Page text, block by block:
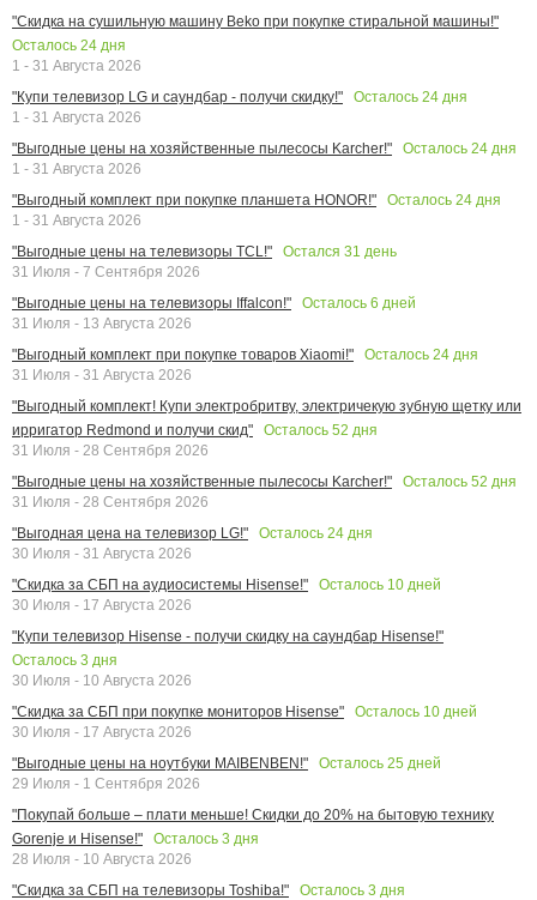
"Скидка на сушильную машину Beko при покупке стиральной машины!"
Осталось 24 дня
1 - 31 Августа 2026
"Купи телевизор LG и саундбар - получи скидку!"
Осталось 24 дня
1 - 31 Августа 2026
"Выгодные цены на хозяйственные пылесосы Karcher!"
Осталось 24 дня
1 - 31 Августа 2026
"Выгодный комплект при покупке планшета HONOR!"
Осталось 24 дня
1 - 31 Августа 2026
"Выгодные цены на телевизоры TCL!"
Остался 31 день
31 Июля - 7 Сентября 2026
"Выгодные цены на телевизоры Iffalcon!"
Осталось 6 дней
31 Июля - 13 Августа 2026
"Выгодный комплект при покупке товаров Xiaomi!"
Осталось 24 дня
31 Июля - 31 Августа 2026
"Выгодный комплект! Купи электробритву, электричекую зубную щетку или
ирригатор Redmond и получи скид"
Осталось 52 дня
31 Июля - 28 Сентября 2026
"Выгодные цены на хозяйственные пылесосы Karcher!"
Осталось 52 дня
31 Июля - 28 Сентября 2026
"Выгодная цена на телевизор LG!"
Осталось 24 дня
30 Июля - 31 Августа 2026
"Скидка за СБП на аудиосистемы Hisense!"
Осталось 10 дней
30 Июля - 17 Августа 2026
"Купи телевизор Hisense - получи скидку на саундбар Hisense!"
Осталось 3 дня
30 Июля - 10 Августа 2026
"Скидка за СБП при покупке мониторов Hisense"
Осталось 10 дней
30 Июля - 17 Августа 2026
"Выгодные цены на ноутбуки MAIBENBEN!"
Осталось 25 дней
29 Июля - 1 Сентября 2026
"Покупай больше – плати меньше! Скидки до 20% на бытовую технику
Gorenje и Hisense!"
Осталось 3 дня
28 Июля - 10 Августа 2026
"Скидка за СБП на телевизоры Toshiba!"
Осталось 3 дня